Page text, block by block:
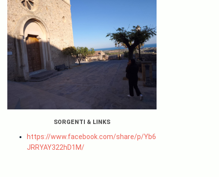
SORGENTI & LINKS
https://www.facebook.com/share/p/Yb6
JRRYAY322hD1M/